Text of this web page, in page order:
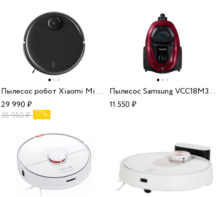
Пылесос робот Xiaomi Mi Robot Vacuum-Mop 2 Pro BHR5204EU black
29 990₽
35 950₽ 17%
Пылесос Samsung VCC18M31A0HP
11 550₽